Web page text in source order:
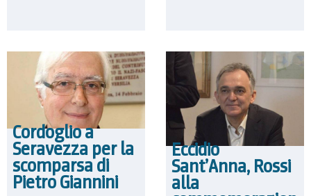
Cordoglio a
Seravezza per la
scomparsa di
Pietro Giannini
Eccidio
Sant’Anna, Rossi
alla